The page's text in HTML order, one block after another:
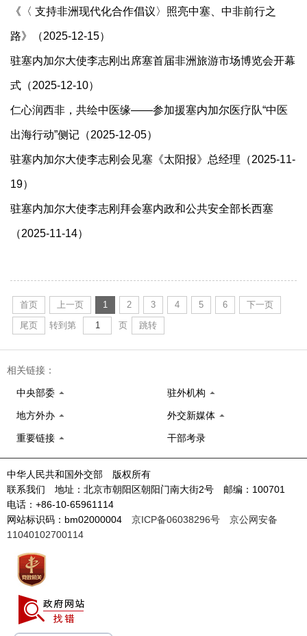
《〈 支持非洲现代化合作倡议〉照亮中塞、中非前行之
路》（2025-12-15）
驻塞内加尔大使李志刚出席塞首届非洲旅游市场博览会开幕
式（2025-12-10）
仁心润西非，共绘中医缘——参加援塞内加尔医疗队“中医
出海行动”侧记（2025-12-05）
驻塞内加尔大使李志刚会见塞《太阳报》总经理（2025-11-
19）
驻塞内加尔大使李志刚拜会塞内政和公共安全部长西塞
（2025-11-14）
首页 上一页 1 2 3 4 5 6
下一页
尾页
转到第 页 跳转
相关链接：
中央部委 驻外机构
地方外办 外交新媒体
重要链接 干部考录
中华人民共和国外交部 版权所有
联系我们 地址：北京市朝阳区朝阳门南大街2号 邮编：100701
电话：+86-10-65961114
网站标识码：bm02000004 京ICP备06038296号
京公网安备
11040102700114